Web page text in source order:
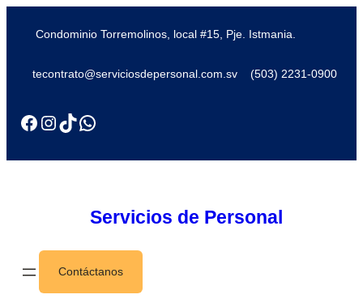
Condominio Torremolinos, local #15, Pje. Istmania.
tecontrato@serviciosdepersonal.com.sv (503) 2231-0900
Servicios de Personal
Contáctanos